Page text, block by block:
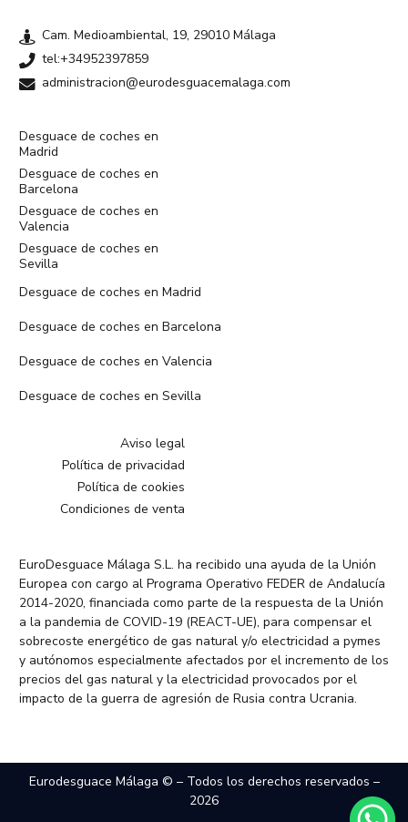
Cam. Medioambiental, 19, 29010 Málaga
tel:+34952397859
administracion@eurodesguacemalaga.com
Desguace de coches en
Madrid
Desguace de coches en
Barcelona
Desguace de coches en
Valencia
Desguace de coches en
Sevilla
Desguace de coches en Madrid
Desguace de coches en Barcelona
Desguace de coches en Valencia
Desguace de coches en Sevilla
Aviso legal
Política de privacidad
Política de cookies
Condiciones de venta
EuroDesguace Málaga S.L. ha recibido una ayuda de la Unión
Europea con cargo al Programa Operativo FEDER de Andalucía
2014-2020, financiada como parte de la respuesta de la Unión
a la pandemia de COVID-19 (REACT-UE), para compensar el
sobrecoste energético de gas natural y/o electricidad a pymes
y autónomos especialmente afectados por el incremento de los
precios del gas natural y la electricidad provocados por el
impacto de la guerra de agresión de Rusia contra Ucrania.
Eurodesguace Málaga © – Todos los derechos reservados –
2026